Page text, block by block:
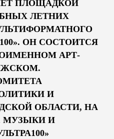
ПЛОЩАДКОЙ
ЛЕТНИХ
ОН СОСТОИТСЯ
АРТ-
И
ОБЛАСТИ, НА
МУЗЫКИ И